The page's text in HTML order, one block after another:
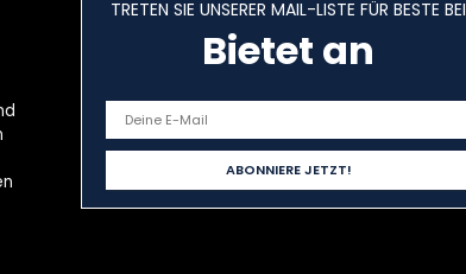
TRETEN SIE UNSERER MAIL-LISTE FÜR BESTE BEI
Bietet an